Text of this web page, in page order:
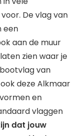
De vlag van
een
aan de muur
zien waar je
van
deze Alkmaar
en
vlaggen
dat jouw